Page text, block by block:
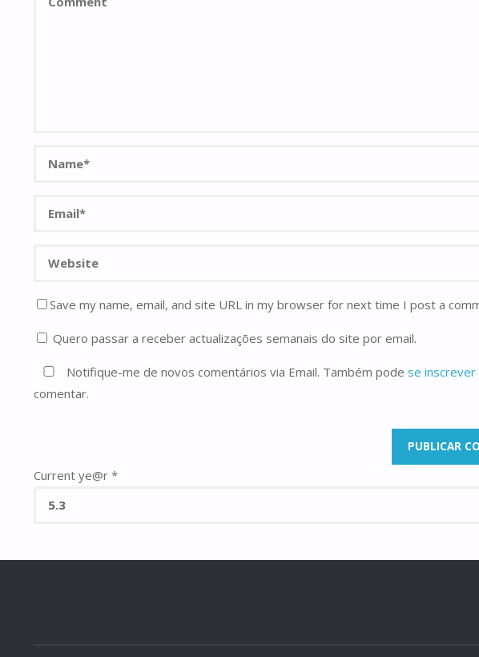
Save my name, email, and site URL in my browser for next time I post a
Quero passar a receber actualizações semanais do site por email.
Notifique-me de novos comentários via Email. Também pode se inscrever
comentar.
Current ye@r *